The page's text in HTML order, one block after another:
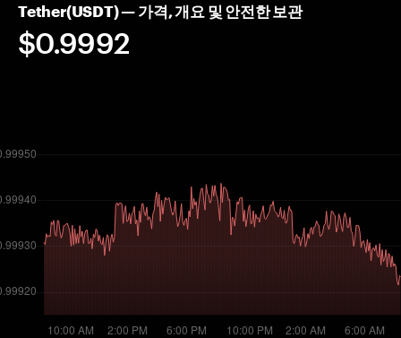
Tether(USDT) — 가격, 개요 및 안전한 보관
$0.9992